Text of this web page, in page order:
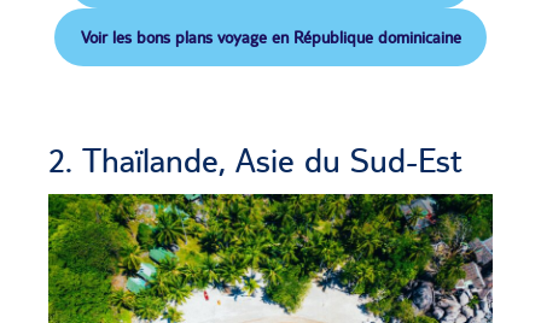
Voir les bons plans voyage en République dominicaine
2. Thaïlande, Asie du Sud-Est